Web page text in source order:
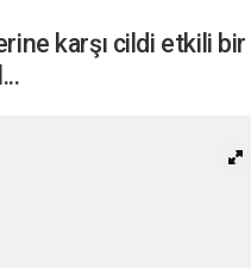
karşı cildi etkili